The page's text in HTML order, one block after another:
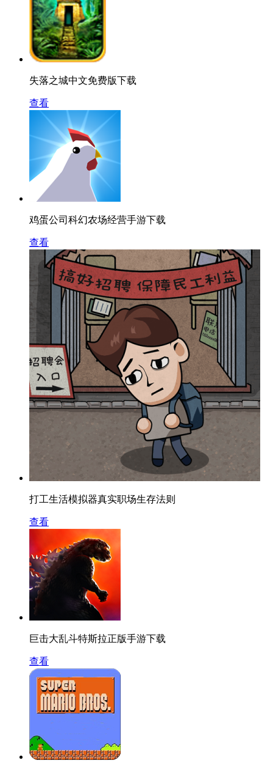
失落之城中文免费版下载
查看
鸡蛋公司科幻农场经营手游下载
查看
打工生活模拟器真实职场生存法则
查看
巨击大乱斗特斯拉正版手游下载
查看